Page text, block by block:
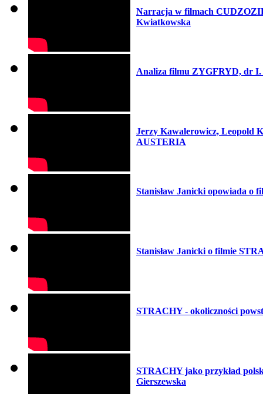
Narracja w filmach
Kwiatkowska
Analiza filmu ZYGFRYD, dr
Jerzy Kawalerowicz, Leopold
AUSTERIA
Stanisław Janicki opowiada o
Stanisław Janicki o filmie
STRACHY - okoliczności
STRACHY jako przykład
Gierszewska